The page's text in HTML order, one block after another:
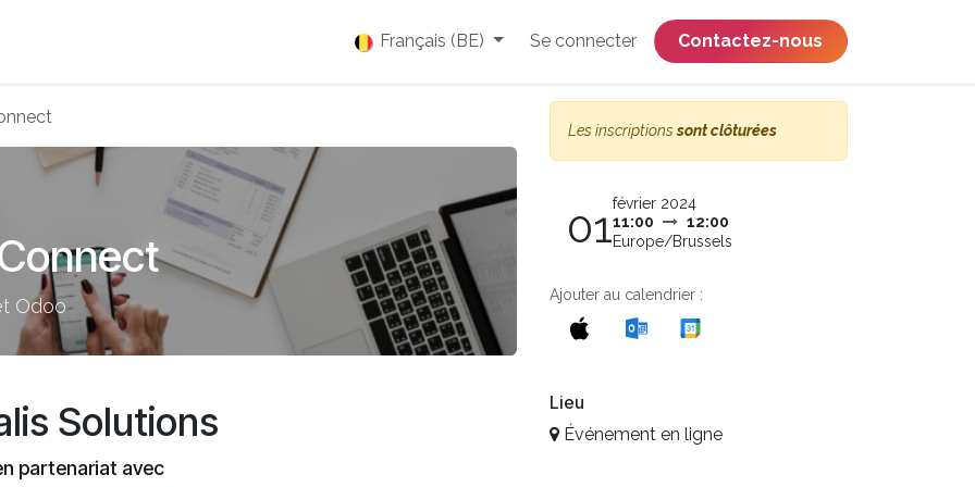
Français (BE) Se connecter ​​​​​​​​​​​​​​​​Contactez-nous
Odoo
Solutions
partenariat avec
Les inscriptionssont clôturées
01février 2024
11:00
12:00
Europe/Brussels
Ajouter au calendrier :
Lieu
Événement en ligne